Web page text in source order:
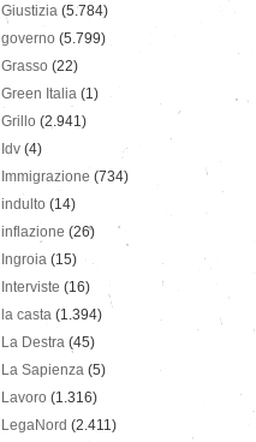
Giustizia (5.784)
governo (5.799)
Grasso (22)
Green Italia (1)
Grillo (2.941)
Idv (4)
Immigrazione (734)
indulto (14)
inflazione (26)
Ingroia (15)
Interviste (16)
la casta (1.394)
La Destra (45)
La Sapienza (5)
Lavoro (1.316)
LegaNord (2.411)